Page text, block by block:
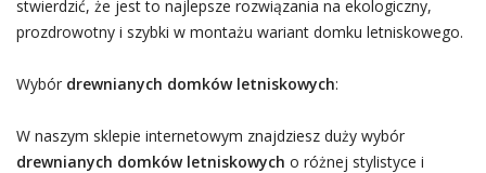
stwierdzić, że jest to najlepsze rozwiązania na ekologiczny,
prozdrowotny i szybki w montażu wariant domku letniskowego.
Wybór drewnianych domków letniskowych:
W naszym sklepie internetowym znajdziesz duży wybór
drewnianych domków letniskowych o różnej stylistyce i